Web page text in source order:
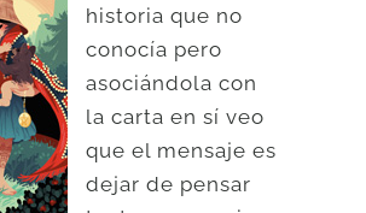
historia que no
conocía pero
asociándola con
la carta en sí veo
que el mensaje es
dejar de pensar